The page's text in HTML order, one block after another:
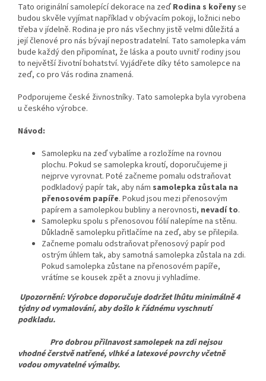
Tato originální samolepící dekorace na zeď Rodina s kořenyse
budou skvěle vyjímat například v obývacím pokoji, ložnici nebo
třeba v jídelně. Rodina je pro nás všechny jistě velmi důležitá a
její členové pro nás bývají nepostradatelní. Tato samolepka vám
bude každý den připomínat, že láska a pouto uvnitř rodiny jsou
to největší životní bohatství. Vyjádřete díky této samolepce na
zeď, co pro Vás rodina znamená.
Podporujeme české živnostníky. Tato samolepka byla vyrobena
u českého výrobce.
Návod:
Samolepku na zeď vybalíme a rozložíme na rovnou
plochu. Pokud se samolepka kroutí, doporučujeme ji
nejprve vyrovnat. Poté začneme pomalu odstraňovat
podkladový papír tak, aby nám samolepka zůstala na
přenosovém papíře. Pokud jsou mezi přenosovým
papírem a samolepkou bubliny a nerovnosti, nevadí to.
Samolepku spolu s přenosovou fólií nalepíme na stěnu.
Důkladně samolepku přitlačíme na zeď, aby se přilepila.
Začneme pomalu odstraňovat přenosový papír pod
ostrým úhlem tak, aby samotná samolepka zůstala na zdi.
Pokud samolepka zůstane na přenosovém papíře,
vrátíme se kousek zpět a znovu ji vyhladíme.
Upozornění: Výrobce doporučuje dodržet lhůtu minimálně 4
týdny od vymalování, aby došlo k řádnému vyschnutí
podkladu.
Pro dobrou přilnavost samolepek na zdi nejsou
vhodné čerstvě natřené, vlhké a latexové povrchy včetně
vodou omyvatelné výmalby.